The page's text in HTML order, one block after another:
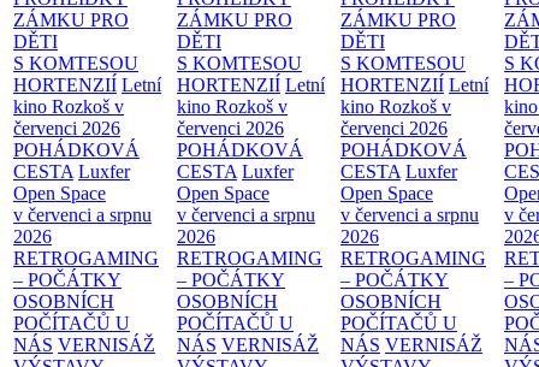
ZÁMKU PRO
DĚTI
S KOMTESOU
HORTENZIÍ Letní
kino Rozkoš v
červenci 2026
POHÁDKOVÁ
CESTA Luxfer
Open Space
v červenci a srpnu
2026
RETROGAMING
– POČÁTKY
OSOBNÍCH
POČÍTAČŮ U
NÁS VERNISÁŽ
ZÁMKU PRO
DĚTI
S KOMTESOU
HORTENZIÍ Letní
kino Rozkoš v
červenci 2026
POHÁDKOVÁ
CESTA Luxfer
Open Space
v červenci a srpnu
2026
RETROGAMING
– POČÁTKY
OSOBNÍCH
POČÍTAČŮ U
NÁS VERNISÁŽ
ZÁMKU PRO
DĚTI
S KOMTESOU
HORTENZIÍ Letní
kino Rozkoš v
červenci 2026
POHÁDKOVÁ
CESTA Luxfer
Open Space
v červenci a srpnu
2026
RETROGAMING
– POČÁTKY
OSOBNÍCH
POČÍTAČŮ U
NÁS VERNISÁŽ
S
v
–